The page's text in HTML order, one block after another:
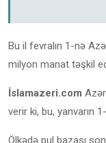
Bu il fevralın 1-nə
milyon manat təşkil
İslamazeri.com
verir ki, bu, yanvarın
Ölkədə pul bazası